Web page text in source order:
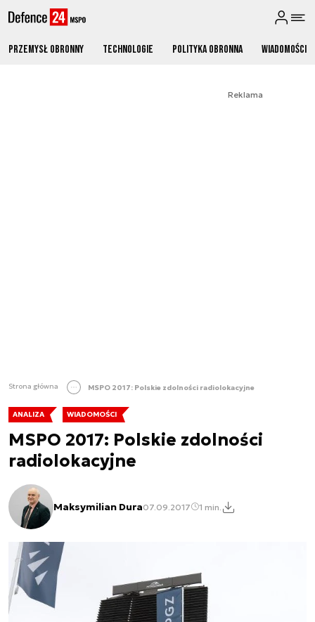
Przemysł obronny Technologie Polityka obronna Wiadomości
Reklama
Strona główna MSPO 2017: Polskie zdolności radiolokacyjne
ANALIZA WIADOMOŚCI
MSPO 2017: Polskie zdolności
radiolokacyjne
Maksymilian Dura07.09.2017 1 min.